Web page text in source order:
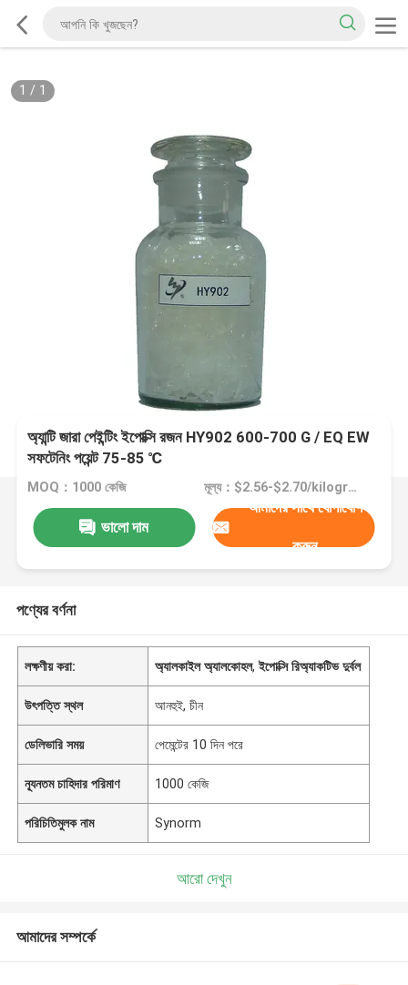
1 / 1
অ্যান্টি জারা পেইন্টিং ইপোক্সি রজন HY902 600-700 G / EQ EW
সফটেনিং পয়েন্ট 75-85 ℃
MOQ：1000 কেজি মূল্য：$2.56-$2.70/kilogram
ভালো দাম
আমাদের সাথে যোগাযোগ
করুন
পণ্যের বর্ণনা
লক্ষণীয় করা: অ্যালকাইল অ্যালকোহল,ইপোক্সি রিঅ্যাকটিভ দুর্বল
উৎপত্তি স্থল আনহুই, চীন
ডেলিভারি সময় পেমেন্টের 10 দিন পরে
ন্যূনতম চাহিদার পরিমাণ 1000 কেজি
পরিচিতিমুলক নাম Synorm
আরো দেখুন
আমাদের সম্পর্কে